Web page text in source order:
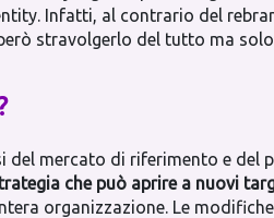
Infatti, al contrario del
stravolgerlo del tutto ma
del mercato di riferimento e del
che può aprire a nuovi
organizzazione. Le